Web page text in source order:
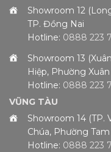
Showroom 12
TP. Đồng Nai
Hotline: 0888 223
Showroom 13
Hiệp, Phường
Hotline: 0888 223
VŨNG TÀU
Showroom 14 (TP.
Chúa, Phường
Hotline: 0888 223